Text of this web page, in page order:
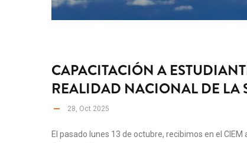
CAPACITACIÓN A
REALIDAD NACIONAL DE LA
28, Oct 2025
El pasado lunes 13 de octubre, recibimos en el